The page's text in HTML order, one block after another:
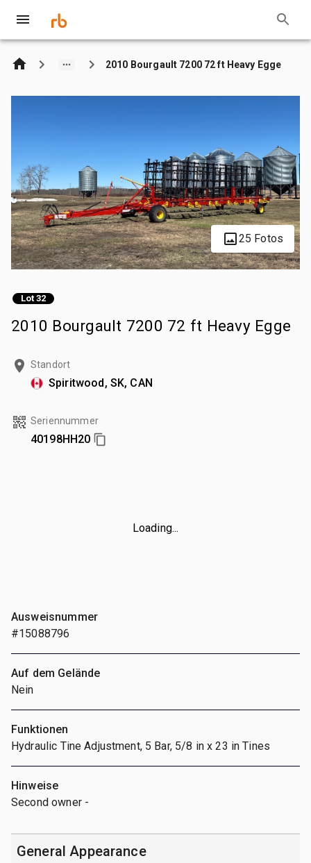
2010 Bourgault 7200 72 ft Heavy Egge
25 Fotos
Lot 32
2010 Bourgault 7200 72 ft Heavy Egge
Standort
Spiritwood, SK, CAN
Seriennummer
40198HH20
Loading...
Ausweisnummer
#15088796
Auf dem Gelände
Nein
Funktionen
Hydraulic Tine Adjustment, 5 Bar, 5/8 in x 23 in Tines
Hinweise
Second owner -
General Appearance